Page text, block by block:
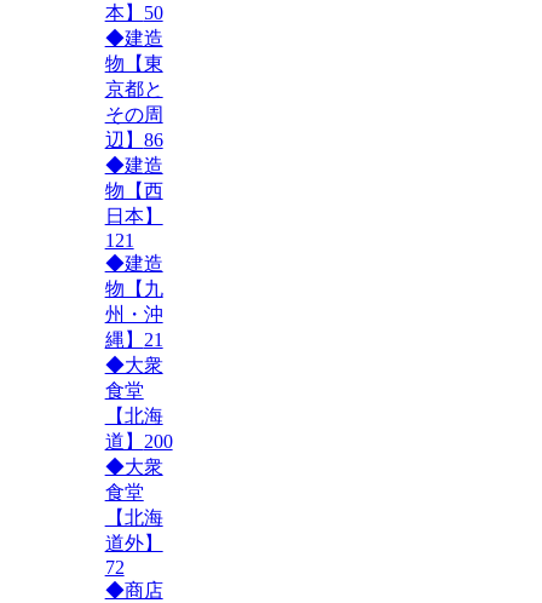
本】 50
◆建造
物【東
京都と
その周
辺】 86
◆建造
物【西
日本】
121
◆建造
物【九
州・沖
縄】 21
◆大衆
食堂
【北海
道】 200
◆大衆
食堂
【北海
道外】
72
◆商店